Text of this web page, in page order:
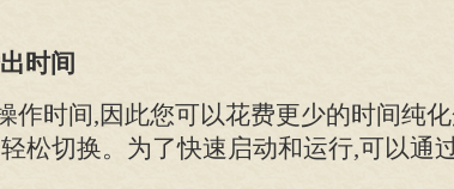
时间
作时间,因此您可以花费更少的时间纯
松切换。为了快速启动和运行,可以通